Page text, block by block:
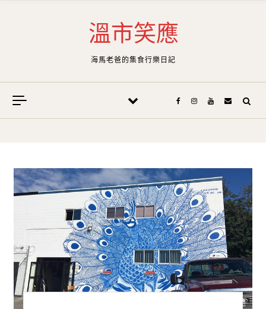
溫市笑應
海馬老爸的集食行樂日記